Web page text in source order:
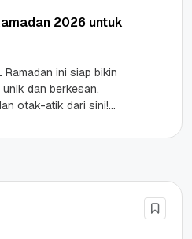
2026 untuk
ini siap bikin
dan berkesan.
otak-atik dari sini!